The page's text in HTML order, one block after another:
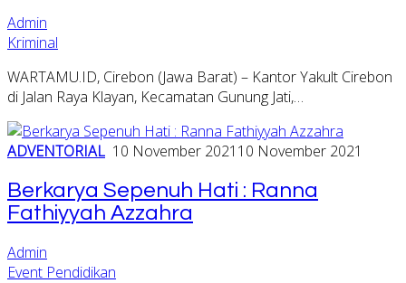
Admin
Kriminal
WARTAMU.ID, Cirebon (Jawa Barat) – Kantor Yakult Cirebon
di Jalan Raya Klayan, Kecamatan Gunung Jati,…
ADVENTORIAL 10 November 2021 10 November 2021
Berkarya Sepenuh Hati : Ranna
Fathiyyah Azzahra
Admin
Event Pendidikan